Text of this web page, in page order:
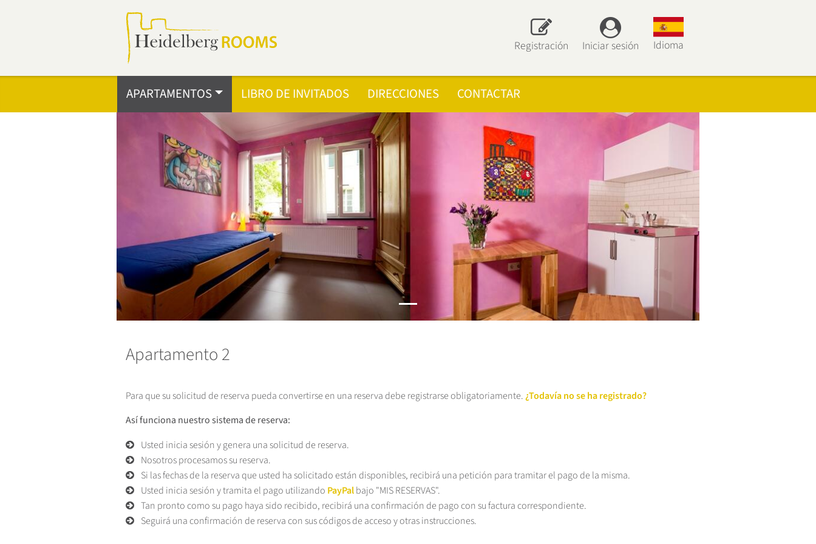
Registración Iniciar sesión Idioma
APARTAMENTOS LIBRO DE INVITADOS DIRECCIONES CONTACTAR
Apartamento 2
Para que su solicitud de reserva pueda convertirse en una reserva debe registrarse obligatoriamente.¿Todavía no se ha registrado?
Así funciona nuestro sistema de reserva:
Usted inicia sesión y genera una solicitud de reserva.
Nosotros procesamos su reserva.
Si las fechas de la reserva que usted ha solicitado están disponibles, recibirá una petición para tramitar el pago de la misma.
Usted inicia sesión y tramita el pago utilizando PayPalbajo "MIS RESERVAS".
Tan pronto como su pago haya sido recibido, recibirá una confirmación de pago con su factura correspondiente.
Seguirá una confirmación de reserva con sus códigos de acceso y otras instrucciones.